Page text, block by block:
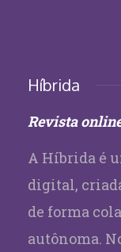
Híbrida
Revista
A Híbrida é
digital,
de forma
autônoma.